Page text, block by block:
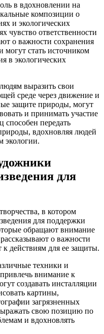
в вдохновлении на
композиции о
и экологических
чувство ответственности
о важности сохранения
стать источником
в экологических
выразить свои
среде через движение и
защите природы, могут
и принимать участие
способен передать
вдохновляя людей
экологии.
для
в котором
для поддержки
обращают внимание
о важности
действиям для ее защиты.
техники и
внимание к
создавать инсталляции
картины,
загрязненных
свою позицию по
и вдохновлять